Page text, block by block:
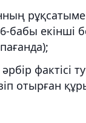
бабы екінші
фактісі
отырған